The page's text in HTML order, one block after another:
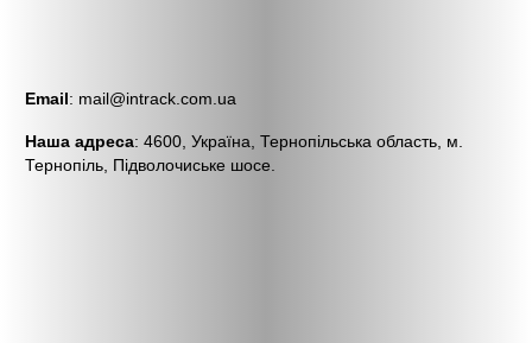
Email: mail@intrack.com.ua
Наша адреса: 4600, Україна, Тернопільська область, м.
Тернопіль, Підволочиське шосе.